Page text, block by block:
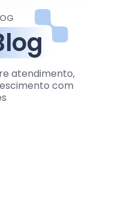
atendimento,
com